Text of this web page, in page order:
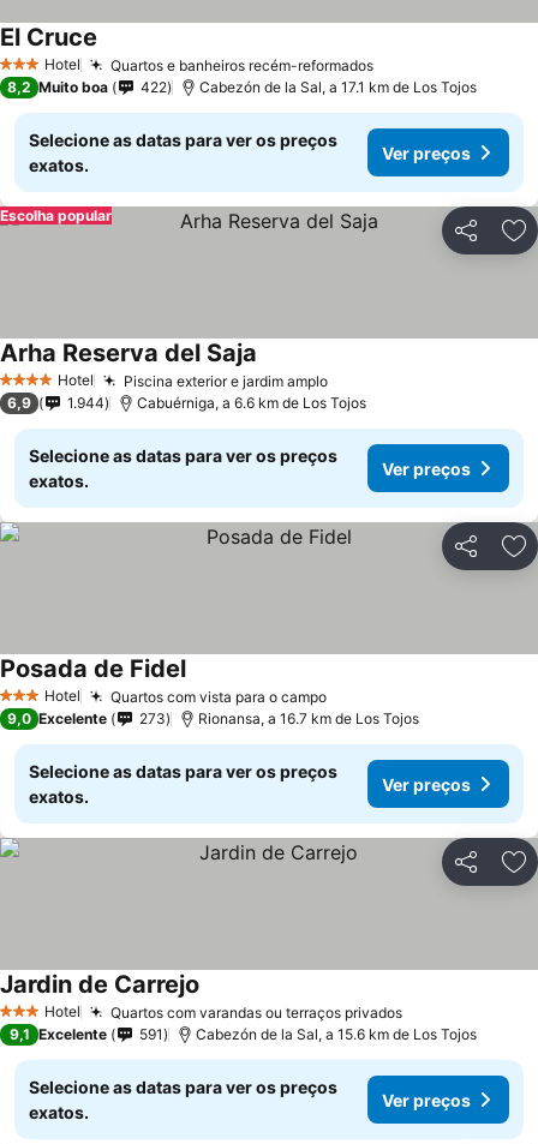
3 EstrelasHotel Quartos e banheiros recém-reformados
El Cruce
8,2 Muito boa 422 Cabezón de la Sal, a 17.1 km de Los Tojos
Selecione as datas para ver os preços
exatos.
Ver preços
Partilhar
Escolha popular
4 EstrelasHotel Piscina exterior e jardim amplo
Arha Reserva del Saja
6,9 1.944 Cabuérniga, a 6.6 km de Los Tojos
Selecione as datas para ver os preços
exatos.
Ver preços
Partilhar
3 EstrelasHotel Quartos com vista para o campo
Posada de Fidel
9,0 Excelente 273 Rionansa, a 16.7 km de Los Tojos
Selecione as datas para ver os preços
exatos.
Ver preços
Partilhar
3 EstrelasHotel Quartos com varandas ou terraços privados
Jardin de Carrejo
9,1 Excelente 591 Cabezón de la Sal, a 15.6 km de Los Tojos
Selecione as datas para ver os preços
exatos.
Ver preços